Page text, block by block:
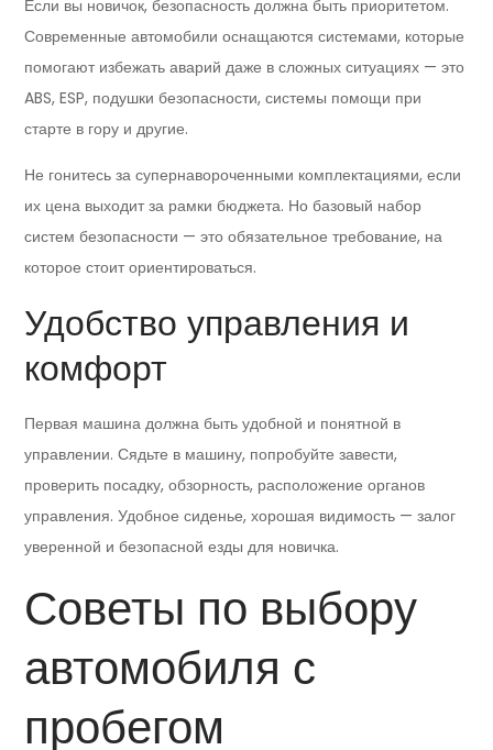
Если вы новичок, безопасность должна быть приоритетом.
Современные автомобили оснащаются системами, которые
помогают избежать аварий даже в сложных ситуациях — это
ABS, ESP, подушки безопасности, системы помощи при
старте в гору и другие.
Не гонитесь за супернавороченными комплектациями, если
их цена выходит за рамки бюджета. Но базовый набор
систем безопасности — это обязательное требование, на
которое стоит ориентироваться.
Удобство управления и
комфорт
Первая машина должна быть удобной и понятной в
управлении. Сядьте в машину, попробуйте завести,
проверить посадку, обзорность, расположение органов
управления. Удобное сиденье, хорошая видимость — залог
уверенной и безопасной езды для новичка.
Советы по выбору
автомобиля с
пробегом